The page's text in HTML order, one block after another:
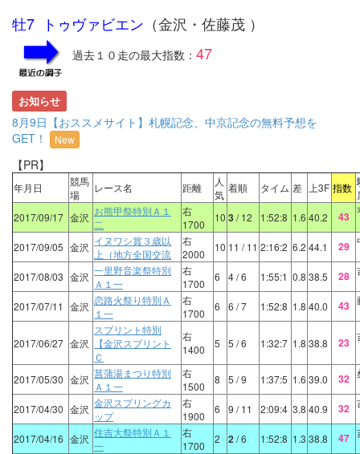
牡7 トゥヴァビエン （金沢・佐藤茂 ）
過去１０走の最大指数： 47
お知らせ
8月9日【おススメサイト】札幌記念、中京記念の無料予想を
GET！
New
【PR】
年月日
競馬
場
レース名 距離
人
気
着順 タイム 差 上3F 指数
2017/09/17 金沢 お熊甲祭特別Ａ１
二
右
1700
10 3/ 12 1:52:8 1.6 40.2 43
2017/09/05 金沢 イヌワシ賞３歳以
上（地方全国交流
右
2000
10 11 / 11 2:16:2 6.2 44.1 29
2017/08/03 金沢 一里野音楽祭特別
Ａ１一
右
1700
6 4/ 6 1:55:1 0.8 38.5 28
2017/07/11 金沢 恋路火祭り特別Ａ
１一
右
1700
6 6 / 7 1:52:8 1.8 40.0 43
2017/06/27 金沢
スプリント特別
【金沢スプリント
Ｃ
右
1400
5 5 / 6 1:32:7 1.8 38.8 23
2017/05/30 金沢 菖蒲湯まつり特別
Ａ１一
右
1500
8 5 / 9 1:37:5 1.6 39.0 32
2017/04/30 金沢 金沢スプリングカ
ップ
右
1900
6 9 / 11 2:09:4 3.8 40.9 32
2017/04/16 金沢 住吉大祭特別Ａ１
一
右
1700
2 2/ 6 1:52:8 1.3 38.8 47